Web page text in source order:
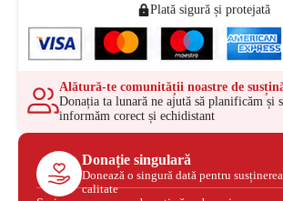
Plată sigură și protejată
Alătură-te comunității noastre de
Donația ta lunară ne ajută să planificăm și
informăm corect și echidistant
Donație singulară
Donează o singură dată pentru
calitate